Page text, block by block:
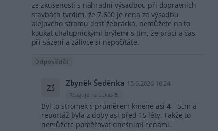
ze zkušeností s náhradní výsadbou při dopravních
stavbách tvrdím, že 7.600 je cena za výsadbu
alejového stromu dost žebrácká. nemůžete na to
koukat chalupnickými brýlemi s tím, že práci a čas
při sázení a zálivce si nepočítáte.
Odpovědět
ZŠ Zbyněk Šeděnka 15.6.2026 16:24
Reaguje na Lukas B.
Byl to stromek s průměrem kmene asi 4 - 5cm a
reportáž byla z doby asi před 15 léty. Takže to
nemůžete poměřovat dnešními cenami.